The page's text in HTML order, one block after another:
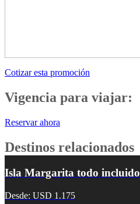
Cotizar esta promoción
Vigencia para viajar:
Reservar ahora
Destinos relacionados
Isla Margarita todo incluido
Desde: USD 1.175